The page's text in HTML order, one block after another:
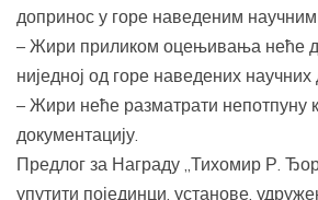
допринос у горе наведеним
– Жири приликом оцењивања неће
ниједној од горе наведених
– Жири неће разматрати непотпуну
документацију.
Предлог за Награду „Тихомир Р.
упутити појединци, установе,